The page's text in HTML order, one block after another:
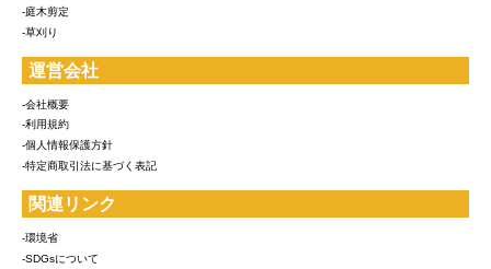
-庭木剪定
-草刈り
運営会社
-会社概要
-利用規約
-個人情報保護方針
-特定商取引法に基づく表記
関連リンク
-環境省
-SDGsについて